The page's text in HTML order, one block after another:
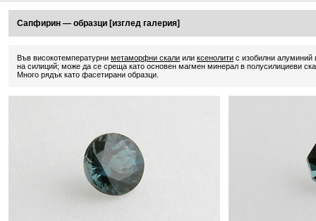
Сапфирин — образци [изглед галерия]
Във високотемпературни метаморфни скали или ксенолити с изобилни алуминий
на силиций; може да се среща като основен магмен минерал в полусилициеви
Много рядък като фасетирани образци.